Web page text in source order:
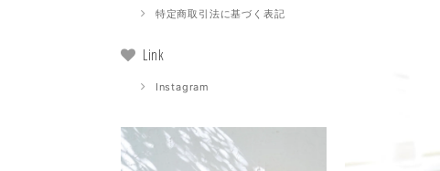
特定商取引法に基づく表記
Link
Instagram